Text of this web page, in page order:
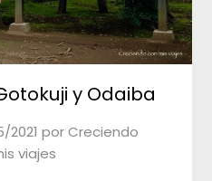
y Odaiba
2021 porCreciendo
viajes